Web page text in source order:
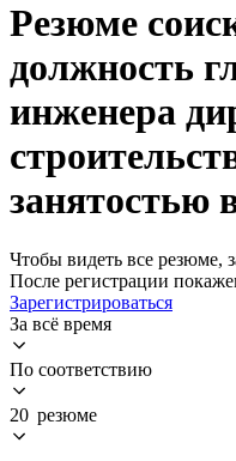
Резюме
должность
инженера
занятостью
Чтобы видеть все резюме,
После регистрации
Зарегистрироваться
За всё время
По соответствию
20 резюме